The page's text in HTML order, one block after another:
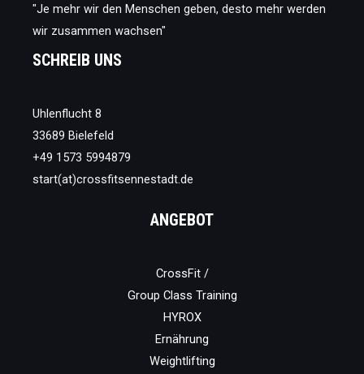
"Je mehr wir den Menschen geben, desto mehr werden
wir zusammen wachsen"
SCHREIB UNS
Uhlenflucht 8
33689 Bielefeld
+49 1573 5994879
start(at)crossfitsennestadt.de
ANGEBOT
CrossFit /
Group Class Training
HYROX
Ernährung
Weightlifting